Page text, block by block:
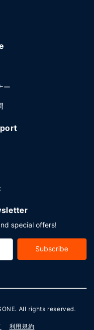
ます。バースでのイベ
) のイベント設備をご
ー
special offers!
Subscribe
. All rights reserved.
利用規約